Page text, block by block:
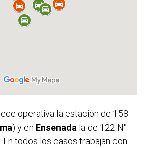
operativa la estación de 158
) y en Ensenada la de 122 N°
todos los casos trabajan con